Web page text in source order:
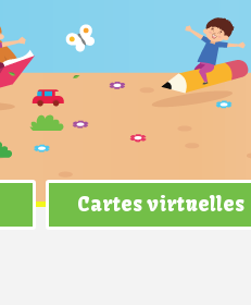
Cartes virtuelles